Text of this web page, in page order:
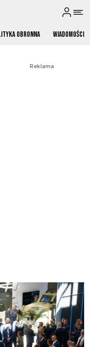
obronna Wiadomości
Reklama